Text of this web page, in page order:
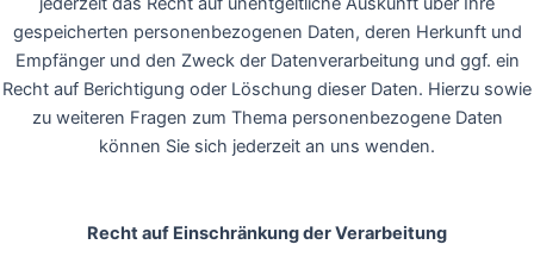
gespeicherten personenbezogenen Daten, deren Herkunft und
Empfänger und den Zweck der Datenverarbeitung und ggf. ein
Recht auf Berichtigung oder Löschung dieser Daten. Hierzu sowie
zu weiteren Fragen zum Thema personenbezogene Daten
können Sie sich jederzeit an uns wenden.
Recht auf Einschränkung der Verarbeitung